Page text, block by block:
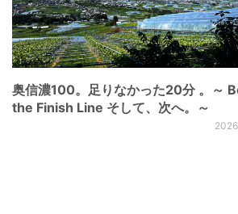
奥信濃100。足りなかった20分 。～
the Finish Line そして、次へ。～